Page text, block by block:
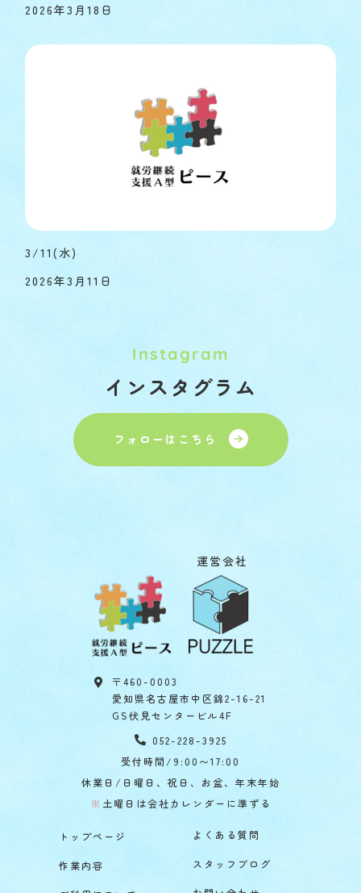
2026年3月18日
3/11(水)
2026年3月11日
Instagram
インスタグラム
フォローはこちら
運営会社
〒460-0003
愛知県名古屋市中区錦2-16-21
GS伏見センタービル4F
052-228-3925
受付時間/9:00〜17:00
休業日/日曜日、祝日、お盆、年末年始
※ 土曜日は会社カレンダーに準ずる
トップページ
作業内容
よくある質問
スタッフブログ